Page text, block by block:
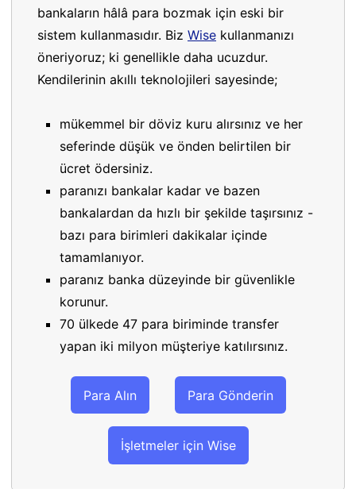
bankaların hâlâ para bozmak için eski bir
sistem kullanmasıdır. Biz Wise kullanmanızı
öneriyoruz; ki genellikle daha ucuzdur.
Kendilerinin akıllı teknolojileri sayesinde;
mükemmel bir döviz kuru alırsınız ve her
seferinde düşük ve önden belirtilen bir
ücret ödersiniz.
paranızı bankalar kadar ve bazen
bankalardan da hızlı bir şekilde taşırsınız -
bazı para birimleri dakikalar içinde
tamamlanıyor.
paranız banka düzeyinde bir güvenlikle
korunur.
70 ülkede 47 para biriminde transfer
yapan iki milyon müşteriye katılırsınız.
Para Alın Para Gönderin
İşletmeler için Wise